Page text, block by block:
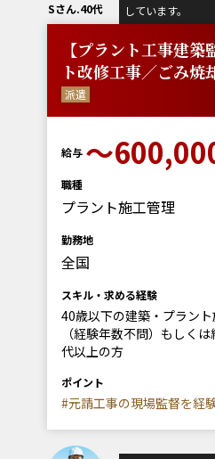
Sさん.40代
しています。
【プラント工事建
ト改修工事／ごみ焼
派遣
給与 ～
職種
プラント施工管理
勤務地
全国
スキル・求める経験
40歳以下の建築・プラン
（経験年数不問）もしく
代以上の方
ポイント
#元請工事の現場監督を経